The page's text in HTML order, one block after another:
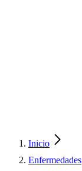
Inicio
Enfermedades